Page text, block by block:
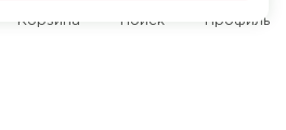
Корзина Поиск Профиль